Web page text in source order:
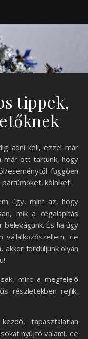
tippek,
már ott tartunk, hogy
eseménytől függően
kölniket.
úgy, mint az, hogy
mik a cégalapítás
belevágunk. És ha úgy
vállalkozószellem, de
akkor forduljunk olyan
mint a megfelelő
részletekben rejlik,
tapasztalatlan
nyújtó valami, de